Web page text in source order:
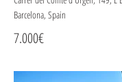
Barcelona, Spain
7.000€